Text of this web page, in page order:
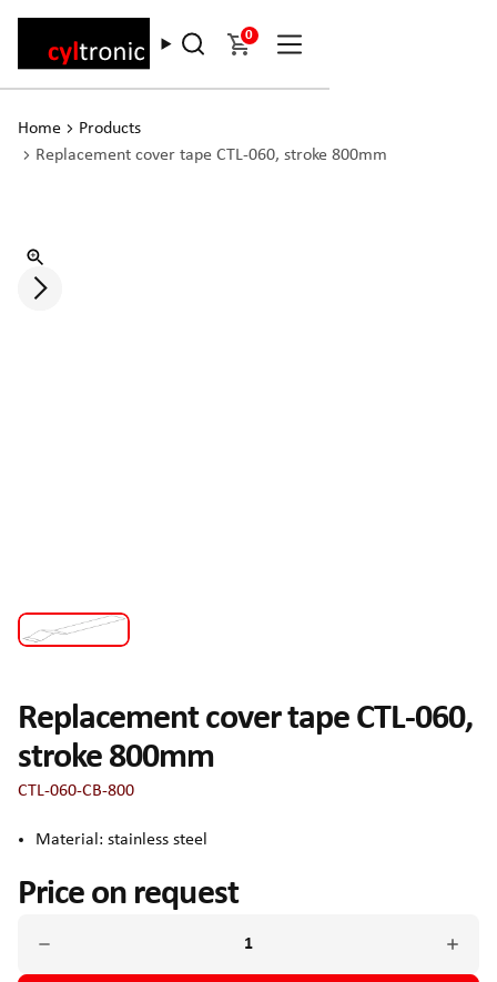
0
Home
Products
Replacement cover tape CTL-060, stroke 800mm
Replacement cover tape CTL-060,
stroke 800mm
CTL-060-CB-800
Material: stainless steel
Price on request